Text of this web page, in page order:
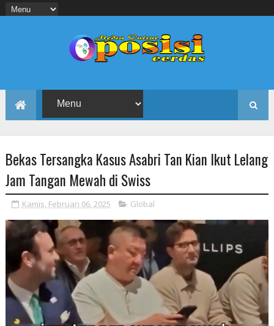
Bekas Tersangka Kasus Asabri Tan Kian Ikut Lelang
Jam Tangan Mewah di Swiss
Kamis, Februari 06, 2025 Global